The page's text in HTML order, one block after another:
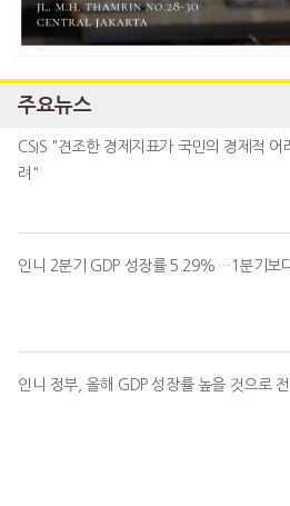
주요뉴스
CSIS "견조한 경제지표가 국민의 경제적 어
려"
인니 2분기 GDP 성장률 5.29%…1분기보
인니 정부, 올해 GDP 성장률 높을 것으로